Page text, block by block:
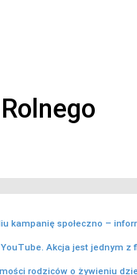
kampanię społeczno –
Akcja jest jednym z
rodziców o żywieniu